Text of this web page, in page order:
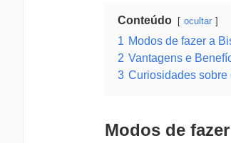
Conteúdo ocultar
1 Modos de fazer a
2 Vantagens e
3 Curiosidades sobre
Modos de